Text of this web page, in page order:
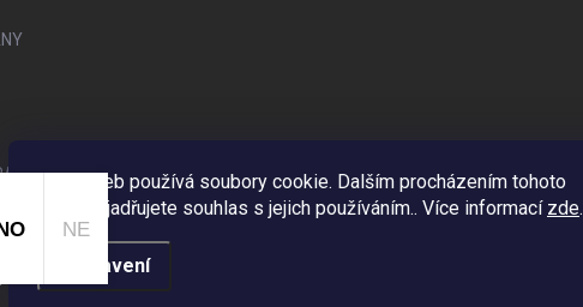
Tento web používá soubory cookie. Dalším procházením tohoto
webu vyjadřujete souhlas s jejich používáním.. Více informací zde.
Nastavení
práva vyhrazena.
NE